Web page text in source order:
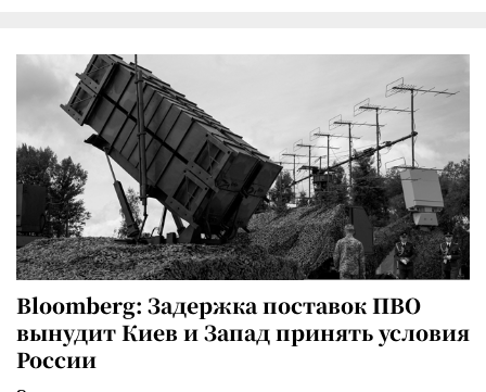
Bloomberg: Задержка поставок ПВО
вынудит Киев и Запад принять условия
России